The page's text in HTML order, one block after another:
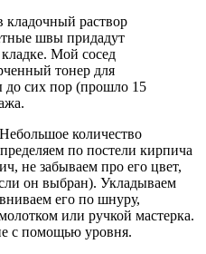
раствор
швы придадут
Мой сосед
тонер для
до сих пор (прошло 15
количество
по постели кирпича
не забываем про его цвет,
он выбран). Укладываем
его по шнуру,
или ручкой мастерка.
с помощью уровня.